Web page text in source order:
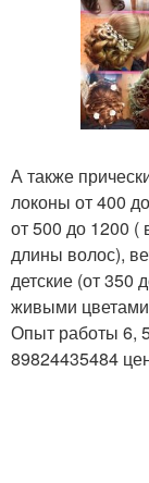
А также
локоны от 400
от 500 до 1200 (
длины волос),
детские (от 350
живыми
Опыт работы 6,
89824435484